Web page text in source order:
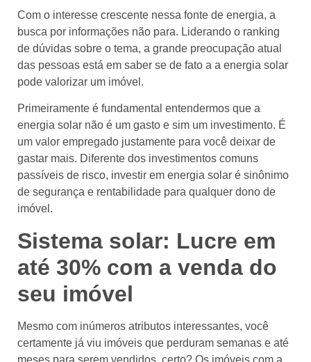
Com o interesse crescente nessa fonte de energia, a
busca por informações não para. Liderando o ranking
de dúvidas sobre o tema, a grande preocupação atual
das pessoas está em saber se de fato a a energia solar
pode valorizar um imóvel.
Primeiramente é fundamental entendermos que a
energia solar não é um gasto e sim um investimento. É
um valor empregado justamente para você deixar de
gastar mais. Diferente dos investimentos comuns
passíveis de risco, investir em energia solar é sinônimo
de segurança e rentabilidade para qualquer dono de
imóvel.
Sistema solar: Lucre em
até 30% com a venda do
seu imóvel
Mesmo com inúmeros atributos interessantes, você
certamente já viu imóveis que perduram semanas e até
meses para serem vendidos, certo? Os imóveis com a